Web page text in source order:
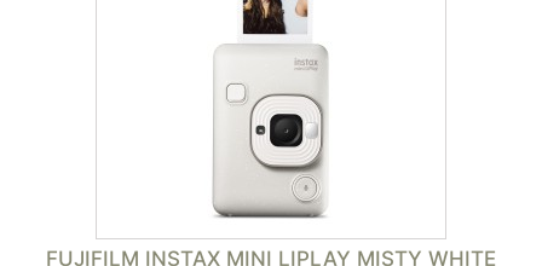
FUJIFILM INSTAX MINI LIPLAY MISTY WHITE